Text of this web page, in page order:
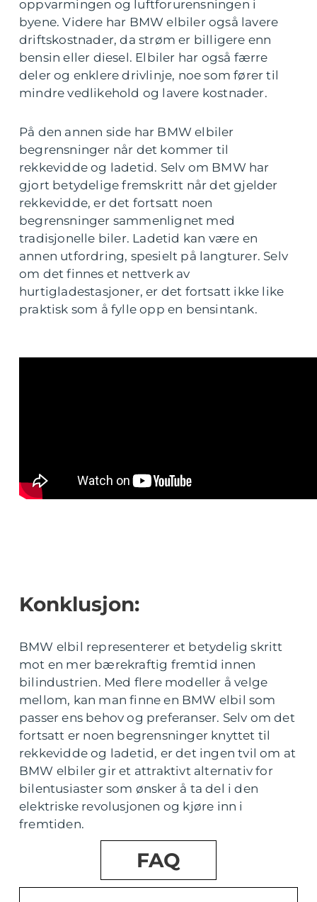
oppvarmingen og luftforurensningen i
byene. Videre har BMW elbiler også lavere
driftskostnader, da strøm er billigere enn
bensin eller diesel. Elbiler har også færre
deler og enklere drivlinje, noe som fører til
mindre vedlikehold og lavere kostnader.
På den annen side har BMW elbiler
begrensninger når det kommer til
rekkevidde og ladetid. Selv om BMW har
gjort betydelige fremskritt når det gjelder
rekkevidde, er det fortsatt noen
begrensninger sammenlignet med
tradisjonelle biler. Ladetid kan være en
annen utfordring, spesielt på langturer. Selv
om det finnes et nettverk av
hurtigladestasjoner, er det fortsatt ikke like
praktisk som å fylle opp en bensintank.
Konklusjon:
BMW elbil representerer et betydelig skritt
mot en mer bærekraftig fremtid innen
bilindustrien. Med flere modeller å velge
mellom, kan man finne en BMW elbil som
passer ens behov og preferanser. Selv om det
fortsatt er noen begrensninger knyttet til
rekkevidde og ladetid, er det ingen tvil om at
BMW elbiler gir et attraktivt alternativ for
bilentusiaster som ønsker å ta del i den
elektriske revolusjonen og kjøre inn i
fremtiden.
FAQ